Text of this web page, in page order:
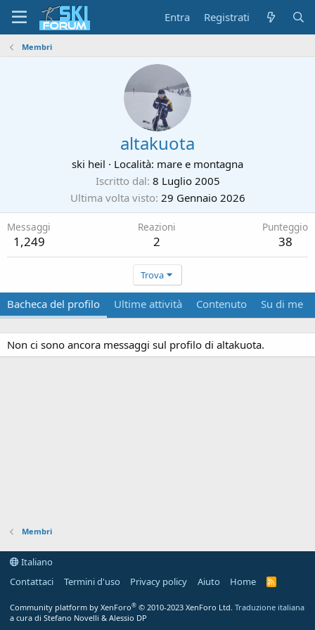
Entra Registrati
Membri
altakuota
ski heil · Località: mare e montagna
Iscritto dal 8 Luglio 2005
Ultima volta visto 29 Gennaio 2026
Messaggi
1,249
Reazioni
2
Punteggio
38
Trova
Bacheca del profilo Ultime attività Contenuto Su di me
Non ci sono ancora messaggi sul profilo di altakuota.
Membri
Italiano
Contattaci
Termini d'uso Privacy policy Aiuto Home
R
Community platform by XenForo® © 2010-2023 XenForo Ltd. Traduzione italiana
a cura di Stefano Novelli & Alessio DP